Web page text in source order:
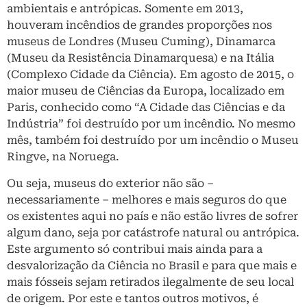
ambientais e antrópicas. Somente em 2013,
houveram incêndios de grandes proporções nos
museus de Londres (Museu Cuming), Dinamarca
(Museu da Resistência Dinamarquesa) e na Itália
(Complexo Cidade da Ciência). Em agosto de 2015, o
maior museu de Ciências da Europa, localizado em
Paris, conhecido como “A Cidade das Ciências e da
Indústria” foi destruído por um incêndio. No mesmo
mês, também foi destruído por um incêndio o Museu
Ringve, na Noruega.
Ou seja, museus do exterior não são –
necessariamente – melhores e mais seguros do que
os existentes aqui no país e não estão livres de sofrer
algum dano, seja por catástrofe natural ou antrópica.
Este argumento só contribui mais ainda para a
desvalorização da Ciência no Brasil e para que mais e
mais fósseis sejam retirados ilegalmente de seu local
de origem. Por este e tantos outros motivos, é